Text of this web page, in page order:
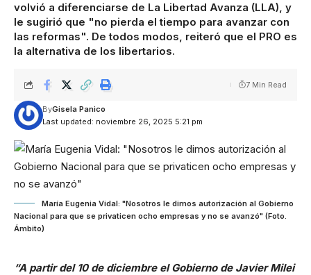
volvió a diferenciarse de La Libertad Avanza (LLA), y
le sugirió que "no pierda el tiempo para avanzar con
las reformas". De todos modos, reiteró que el PRO es
la alternativa de los libertarios.
Last updated: noviembre 26, 2025 5:21 pm
ByGisela Panico
7 Min Read
María Eugenia Vidal: "Nosotros le dimos autorización al Gobierno
Nacional para que se privaticen ocho empresas y no se avanzó" (Foto.
Ámbito)
“A partir del 10 de diciembre el Gobierno de Javier Milei